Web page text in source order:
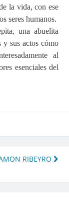
la vida, con ese
seres humanos.
una abuelita
y sus actos cómo
al
esenciales del
RIBEYRO